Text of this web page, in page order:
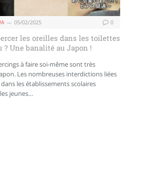
05/02/2025 0
les oreilles dans les toilettes
? Une banalité au Japon !
à faire soi-même sont très
Les nombreuses interdictions liées
dans les établissements scolaires
jeunes…